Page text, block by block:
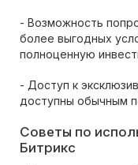
- Возможность
более выгодных
полноценную
- Доступ к
доступны обычным
Советы по
Битрикс